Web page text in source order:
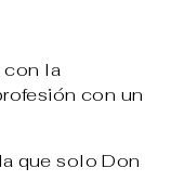
con la
con un
que solo Don